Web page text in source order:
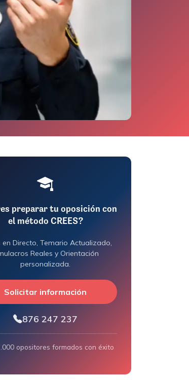
preparar tu oposición con
el método CREES?
en Directo, Temario Actualizado,
Reales y Orientación
personalizada.
Solicitar información
876 247 237
opositores formados con éxito